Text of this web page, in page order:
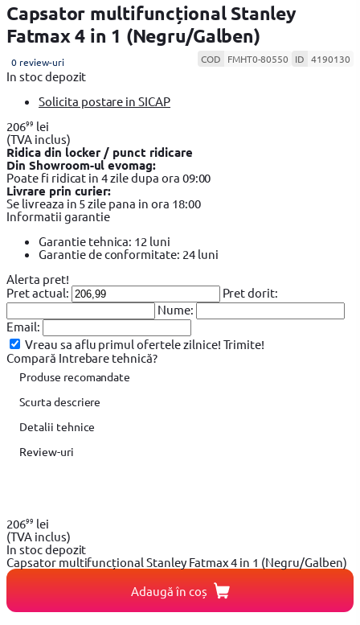
Capsator multifuncțional Stanley
Fatmax 4 in 1 (Negru/Galben)
0 review-uri COD FMHT0-80550 ID 4190130
In stoc depozit
Solicita postare in SICAP
20699 lei
(TVA inclus)
Ridica din locker / punct ridicare
Din Showroom-ul evomag:
Poate fi ridicat in 4 zile dupa ora 09:00
Livrare prin curier:
Se livreaza in 5 zile pana in ora 18:00
Informatii garantie
Garantie tehnica: 12 luni
Garantie de conformitate: 24 luni
Alerta pret!
Pret actual:
Pret dorit:
Nume:
Email:
Vreau sa aflu primul ofertele zilnice! Trimite!
Compară Intrebare tehnică?
Produse recomandate
Scurta descriere
Detalii tehnice
Review-uri
20699 lei
(TVA inclus)
In stoc depozit
Capsator multifuncțional Stanley Fatmax 4 in 1 (Negru/Galben)
Adaugă în coș